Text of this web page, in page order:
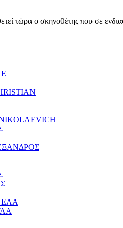
τώρα ο σκηνοθέτης που σε